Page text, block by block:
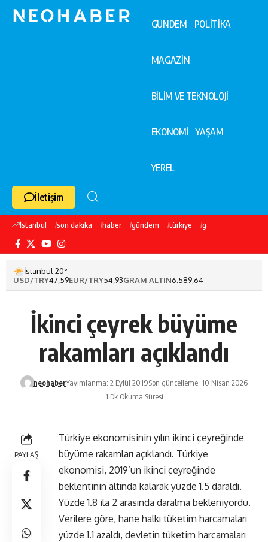
GÜNDEM POLİTİKA
MAGAZİN
BİLİM VE TEKNOLOJİ
EKONOMİ YAŞAM
YEREL
İletişim
İstanbul son dakika haber gündem türkiye galatasaray
İstanbul 20°
USD/TRY47,59EUR/TRY54,93GRAM ALTIN6.589,64
İkinci çeyrek büyüme
rakamları açıklandı
neohaberYayımlanma: 2 Eylül 2019Son güncelleme: 10 Nisan 2026
1 Dk Okuma Süresi
PAYLAŞ
Türkiye ekonomisinin yılın ikinci çeyreğinde
büyüme rakamları açıklandı. Türkiye
ekonomisi, 2019’un ikinci çeyreğinde
beklentinin altında kalarak yüzde 1.5 daraldı.
Yüzde 1.8 ila 2 arasında daralma bekleniyordu.
Verilere göre, hane halkı tüketim harcamaları
yüzde 1.1 azaldı, devletin tüketim harcamaları